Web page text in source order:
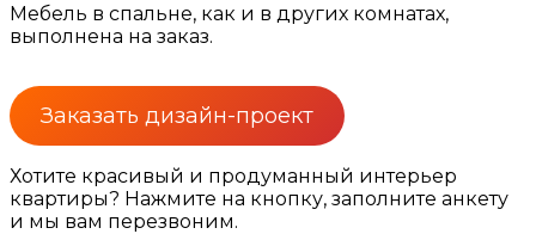
Мебель в спальне, как и в других комнатах,
выполнена на заказ.
Заказать дизайн-проект
Хотите красивый и продуманный интерьер
квартиры? Нажмите на кнопку, заполните анкету
и мы вам перезвоним.